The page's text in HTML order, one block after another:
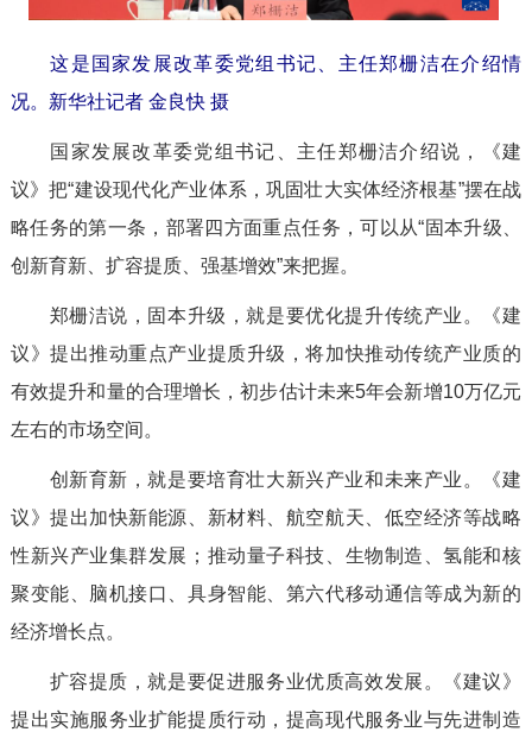
这是国家发展改革委党组书记、主任郑栅洁在介绍情
况。 新华社记者 金良快 摄
国家发展改革委党组书记、主任郑栅洁介绍说，《建
议》把“建设现代化产业体系，巩固壮大实体经济根基”摆在战
略任务的第一条，部署四方面重点任务，可以从“固本升级、
创新育新、扩容提质、强基增效”来把握。
郑栅洁说，固本升级，就是要优化提升传统产业。《建
议》提出推动重点产业提质升级，将加快推动传统产业质的
有效提升和量的合理增长，初步估计未来5年会新增10万亿元
左右的市场空间。
创新育新，就是要培育壮大新兴产业和未来产业。《建
议》提出加快新能源、新材料、航空航天、低空经济等战略
性新兴产业集群发展；推动量子科技、生物制造、氢能和核
聚变能、脑机接口、具身智能、第六代移动通信等成为新的
经济增长点。
扩容提质，就是要促进服务业优质高效发展。《建议》
提出实施服务业扩能提质行动，提高现代服务业与先进制造